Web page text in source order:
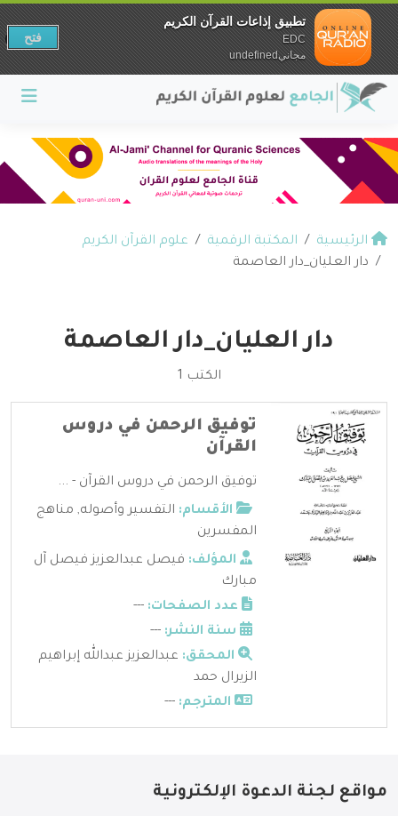
الرئيسية المكتبة الرقمية
علوم القرآن الكريم
دار العليان_دار العاصمة
دار العليان_دار العاصمة
الكتب 1
توفيق الرحمن في دروس
القرآن
توفيق الرحمن في دروس القرآن - ...
الأقسام: التفسير وأصوله, مناهج
المفسرين
المؤلف: فيصل عبدالعزيز فيصل آل
مبارك
عدد الصفحات: ---
سنة النشر: ---
المحقق: عبدالعزيز عبدالله إبراهيم
الزيرال حمد
المترجم: ---
مواقع لجنة الدعوة الإلكترونية
تطبيق إذاعات القرآن الكريم
EDC
مجانيundefined
فتح